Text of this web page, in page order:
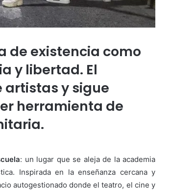
de existencia como
y libertad. El
artistas y sigue
herramienta de
: un lugar que se aleja de la academia
Inspirada en la enseñanza cercana y
autogestionado donde el teatro, el cine y